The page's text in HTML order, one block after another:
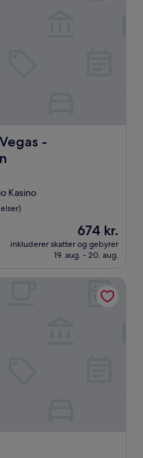
-
Handwritten Collection
Kasino
Prisen
er
674 kr.
674 kr.
inkluderer skatter og gebyrer
19. aug. - 20. aug.